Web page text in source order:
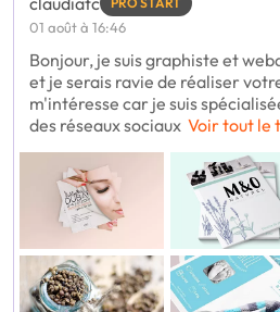
01 août à 16:46
Bonjour, je suis graphiste et
et je serais ravie de réaliser
m'intéresse car je suis
des réseaux sociaux Voir tout le